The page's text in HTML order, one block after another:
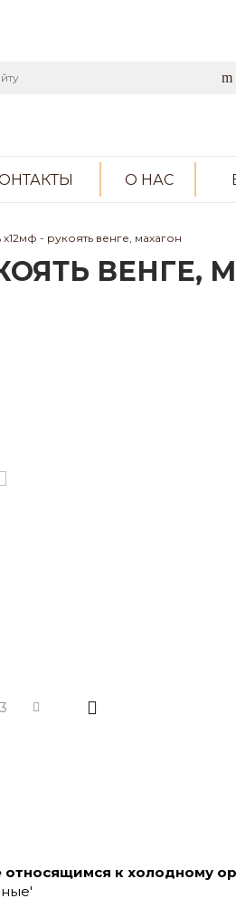
О НАС
х12мф - рукоять венге, махагон
ВЕНГЕ,
относящимся к холодному